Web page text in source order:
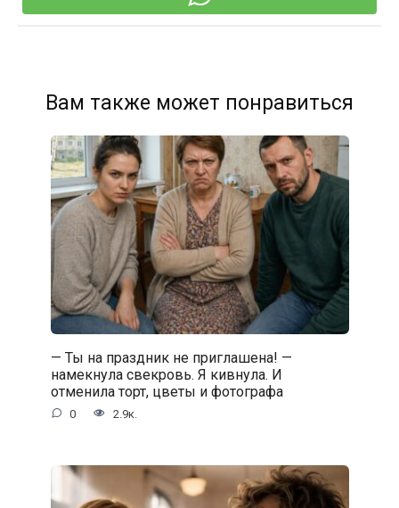
Вам также может понравиться
— Ты на праздник не приглашена! —
намекнула свекровь. Я кивнула. И
отменила торт, цветы и фотографа
0 2.9к.